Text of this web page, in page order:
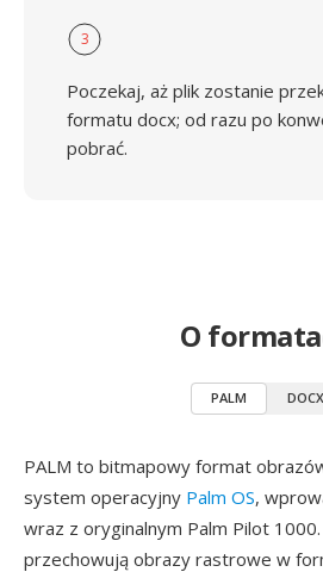
3
Poczekaj, aż plik zostanie
formatu docx; od razu po
pobrać.
O
PALM DOCX
PALM to bitmapowy format
system operacyjny Palm OS,
wraz z oryginalnym Palm Pilot
przechowują obrazy rastrowe w